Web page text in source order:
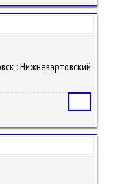
: Нижневартовский